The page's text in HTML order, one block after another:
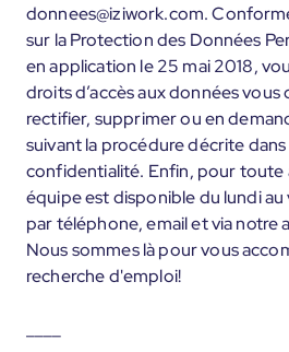
donnees@iziwork.com.
sur la Protection des Données
en application le 25 mai 2018,
droits d’accès aux données
rectifier, supprimer ou en
suivant la procédure décrite
confidentialité. Enfin, pour toute
équipe est disponible du lundi au
par téléphone, email et via notre
Nous sommes là pour vous
recherche d'emploi!